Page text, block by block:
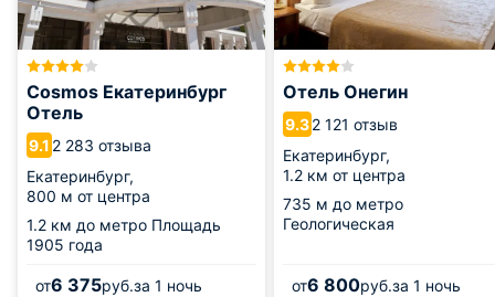
Cosmos Екатеринбург
Отель
9.1 2 283 отзыва
Екатеринбург,
800 м от центра
1.2 км до метро Площадь
1905 года
от6 375руб.за 1 ночь
Отель Онегин
9.32 121 отзыв
Екатеринбург,
1.2 км от центра
735 м до метро
Геологическая
от6 800руб.за 1 ночь